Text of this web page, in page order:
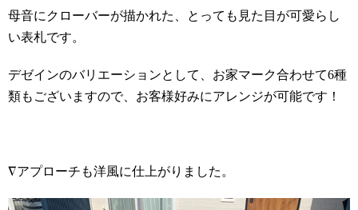
母音にクローバーが描かれた、とっても見た目が可愛らし
い表札です。
デゼインのバリエーションとして、お家マーク合わせて6種
類もございますので、お客様好みにアレンジが可能です！
∇アプローチも洋風に仕上がりました。